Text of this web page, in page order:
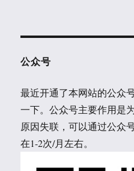
公众号
最近开通了本网站的公众
一下。公众号主要作用是
原因失联，可以通过公众
在1-2次/月左右。